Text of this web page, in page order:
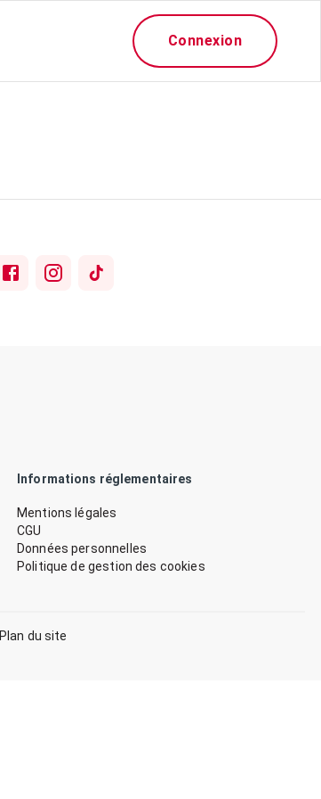
Connexion
Informations réglementaires
Mentions légales
CGU
Données personnelles
Politique de gestion des cookies
Plan du site